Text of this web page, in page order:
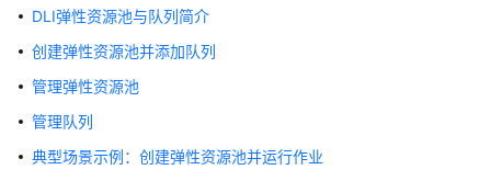
态
服
务
告
DLI弹性资源池与队列简介
创建弹性资源池并添加队列
管理弹性资源池
管理队列
典型场景示例：创建弹性资源池并运行作业